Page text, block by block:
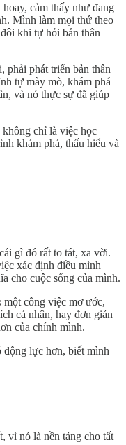
cảm thấy như đang
Mình làm mọi thứ theo
khi tự hỏi bản thân
phải phát triển bản thân
tự mày mò, khám phá
và nó thực sự đã giúp
chỉ là việc học
khám phá, thấu hiểu và
gì đó rất to tát, xa vời.
xác định điều mình
cho cuộc sống của mình.
một công việc mơ ước,
cá nhân, hay đơn giản
của chính mình.
lực hơn, biết mình
vì nó là nền tảng cho tất